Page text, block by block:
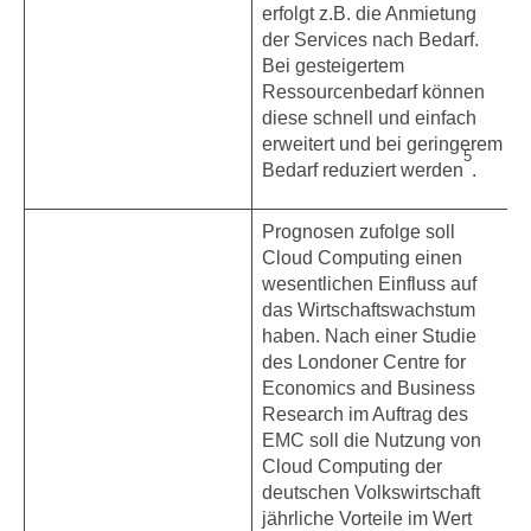
erfolgt z.B. die Anmietung
der Services nach Bedarf.
Bei gesteigertem
Ressourcenbedarf können
diese schnell und einfach
erweitert und bei geringerem
Bedarf reduziert werden
5
.
Prognosen zufolge soll
Cloud Computing einen
wesentlichen Einfluss auf
das Wirtschaftswachstum
haben. Nach einer Studie
des Londoner Centre for
Economics and Business
Research im Auftrag des
EMC soll die Nutzung von
Cloud Computing der
deutschen Volkswirtschaft
jährliche Vorteile im Wert